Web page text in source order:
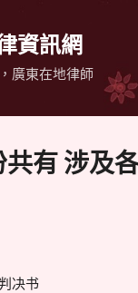
資訊網
廣東在地律師
有 涉及
决书